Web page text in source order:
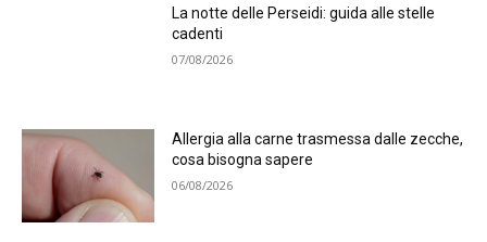
La notte delle Perseidi: guida alle stelle
cadenti
07/08/2026
Allergia alla carne trasmessa dalle zecche,
cosa bisogna sapere
06/08/2026